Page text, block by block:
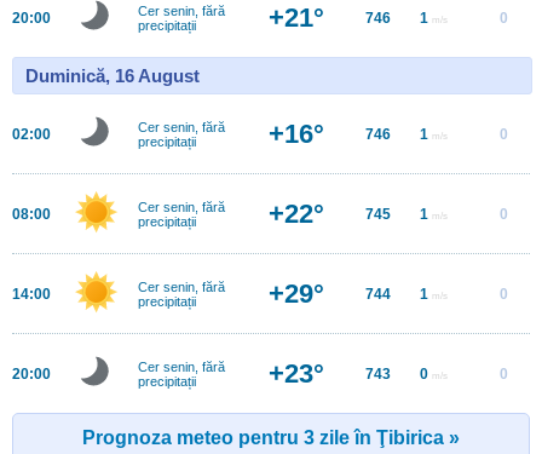
20:00
Cer senin, fără
precipitații
+21° 746 1 m/s 0
Duminică, 16 August
02:00
Cer senin, fără
precipitații
+16° 746 1 m/s 0
08:00
Cer senin, fără
precipitații
+22° 745 1 m/s 0
14:00
Cer senin, fără
precipitații
+29° 744 1 m/s 0
20:00
Cer senin, fără
precipitații
+23° 743 0 m/s 0
Prognoza meteo pentru 3 zile în Ţibirica »